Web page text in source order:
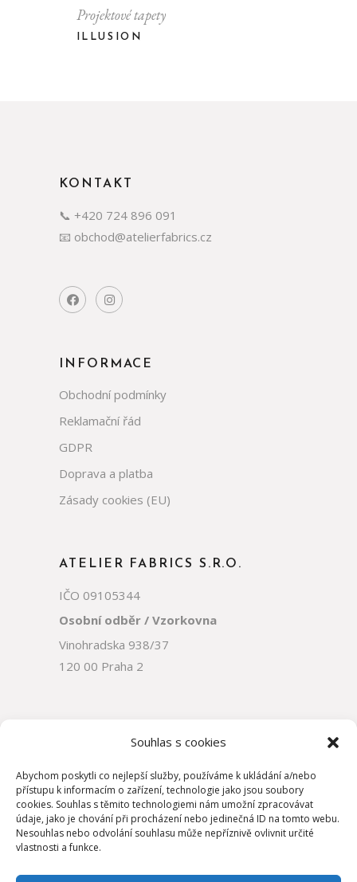
Souhlas s cookies
Abychom poskytli co nejlepší služby, používáme k ukládání a/nebo
přístupu k informacím o zařízení, technologie jako jsou soubory
cookies. Souhlas s těmito technologiemi nám umožní zpracovávat
údaje, jako je chování při procházení nebo jedinečná ID na tomto webu.
Nesouhlas nebo odvolání souhlasu může nepříznivě ovlivnit určité
vlastnosti a funkce.
Projektové tapety
ILLUSION
KONTAKT
📞 +420 724 896 091
📧 obchod@atelierfabrics.cz
INFORMACE
Obchodní podmínky
Reklamační řád
GDPR
Doprava a platba
Zásady cookies (EU)
ATELIER FABRICS S.R.O.
IČO 09105344
Osobní odběr / Vzorkovna
Vinohradska 938/37
120 00 Praha 2